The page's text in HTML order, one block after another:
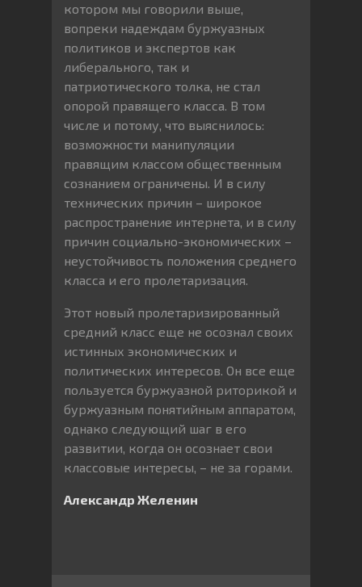
котором мы говорили выше,
вопреки надеждам буржуазных
политиков и экспертов как
либерального, так и
патриотического толка, не стал
опорой правящего класса. В том
числе и потому, что выяснилось:
возможности манипуляции
правящим классом общественным
сознанием ограничены. И в силу
технических причин – широкое
распространение интернета, и в силу
причин социально-экономических –
неустойчивость положения среднего
класса и его пролетаризация.
Этот новый пролетаризированный
средний класс еще не осознал своих
истинных экономических и
политических интересов. Он все еще
пользуется буржуазной риторикой и
буржуазным понятийным аппаратом,
однако следующий шаг в его
развитии, когда он осознает свои
классовые интересы, – не за горами.
Александр Желенин